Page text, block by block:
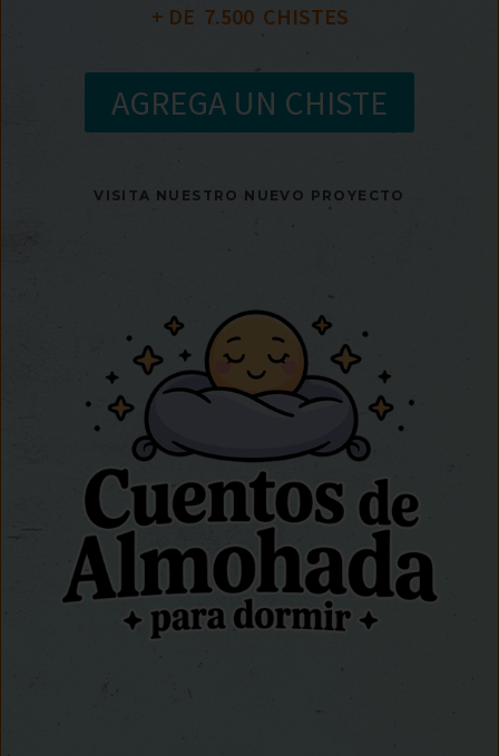
+ DE 7.500
  CHISTES
AGREGA UN CHISTE
VISITA NUESTRO NUEVO PROYECTO